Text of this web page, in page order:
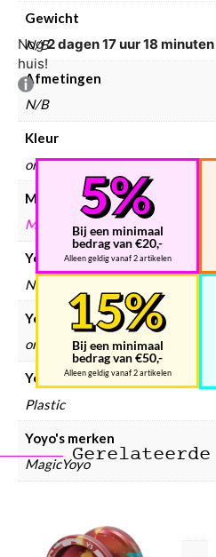
Gewicht
N/B
Afmetingen
N/B
Kleur
oranje, paars
Merken
MAGICYOYO
Yoyo's bundels
Nee
Yoyo's kleur
oranje, paars
Yoyo's materiaal
Plastic
Yoyo's merken
MagicYoyo
Yoyo € 0 – € 10
Nog2 dagen 17 uur 18 minuten
huis!
Bij een minimaal
bedrag van €20,-
Alleen geldig vanaf 2 artikelen
Bij een minimaal
bedrag van €50,-
Alleen geldig vanaf 2 artikelen